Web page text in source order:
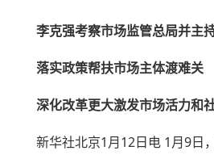
李克强考察市场监管总局并主
落实政策帮扶市场主体渡难关
深化改革更大激发市场活力和
新华社北京1月12日电 1月9日